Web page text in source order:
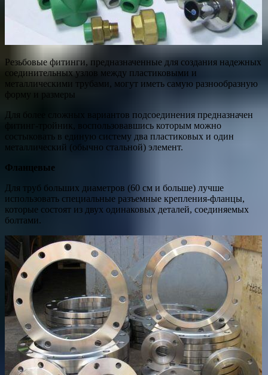
Резьбовые фитинги, предназначенные для создания надежных
соединительных узлов между пластиковыми и
металлическими трубами, могут иметь самую разнообразную
форму и размеры
Для более сложных вариантов подсоединения предназначен
фитинг-тройник, воспользовавшись которым можно
состыковать в единую систему два пластиковых и один
металлический (обычно стальной) элемент.
Фланцевые
Для труб больших диаметров (60 см и больше) лучше
использовать специальные разъемные крепления-фланцы,
которые состоят из двух одинаковых деталей, соединяемых
болтами.